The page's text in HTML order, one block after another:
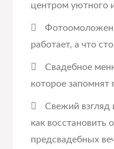
центром уютного
работает, а что
Свадебное
которое запомнят
Свежий взгляд
как восстановить
предсвадебных